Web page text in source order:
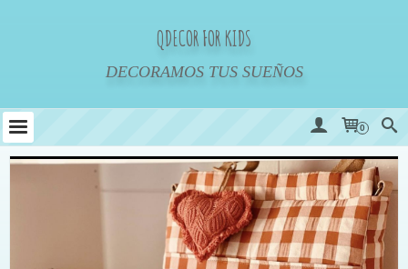
QDECOR FOR KIDS
DECORAMOS TUS SUEÑOS
0